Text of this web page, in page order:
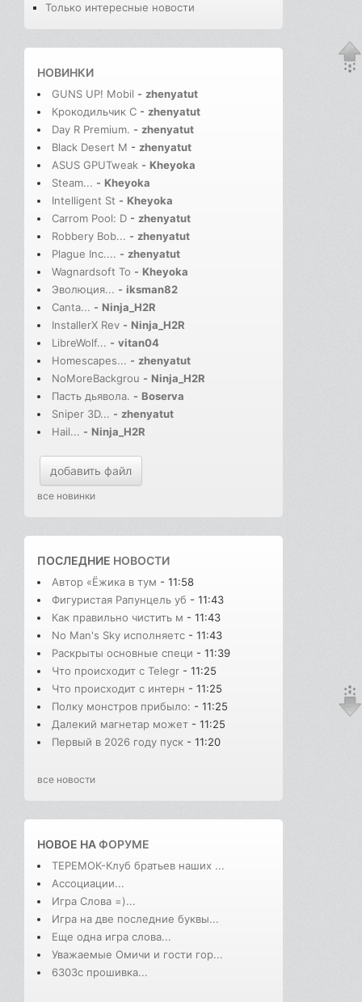
Только интересные новости
НОВИНКИ
GUNS UP! Mobil - zhenyatut
Крокодильчик С - zhenyatut
Day R Premium. - zhenyatut
Black Desert M - zhenyatut
ASUS GPUTweak - Kheyoka
Steam... - Kheyoka
Intelligent St - Kheyoka
Carrom Pool: D - zhenyatut
Robbery Bob... - zhenyatut
Plague Inc.... - zhenyatut
Wagnardsoft To - Kheyoka
Эволюция... - iksman82
Canta... - Ninja_H2R
InstallerX Rev - Ninja_H2R
LibreWolf... - vitan04
Homescapes... - zhenyatut
NoMoreBackgrou - Ninja_H2R
Пасть дьявола. - Boserva
Sniper 3D... - zhenyatut
Hail... - Ninja_H2R
добавить файл
все новинки
ПОСЛЕДНИЕ НОВОСТИ
Автор «Ёжика в тум - 11:58
Фигуристая Рапунцель уб - 11:43
Как правильно чистить м - 11:43
No Man's Sky исполняетс - 11:43
Раскрыты основные специ - 11:39
Что происходит с Telegr - 11:25
Что происходит с интерн - 11:25
Полку монстров прибыло: - 11:25
Далекий магнетар может - 11:25
Первый в 2026 году пуск - 11:20
все новости
НОВОЕ НАФОРУМЕ
ТЕРЕМОК-Клуб братьев наших ...
Ассоциации...
Игра Слова =)...
Игра на две последние буквы...
Еще одна игра слова...
Уважаемые Омичи и гости гор...
6303с прошивка...